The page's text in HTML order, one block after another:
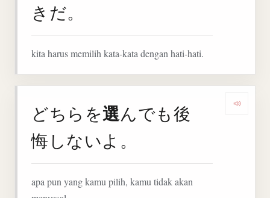
きだ。
kita harus memilih kata-kata dengan hati-hati.
どちらを選んでも後
悔しないよ。
apa pun yang kamu pilih, kamu tidak akan